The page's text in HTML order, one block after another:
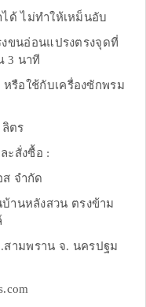
ด้ ไม่ทำให้เหม็นอับ
ขนอ่อนแปรงตรงจุดที่
3 นาที
รือใช้กับเครื่องซักพรม
ตร
ะสั่งซื้อ :
ส จำกัด
านหลังสวน ตรงข้าม
ามพราน จ. นครปฐม